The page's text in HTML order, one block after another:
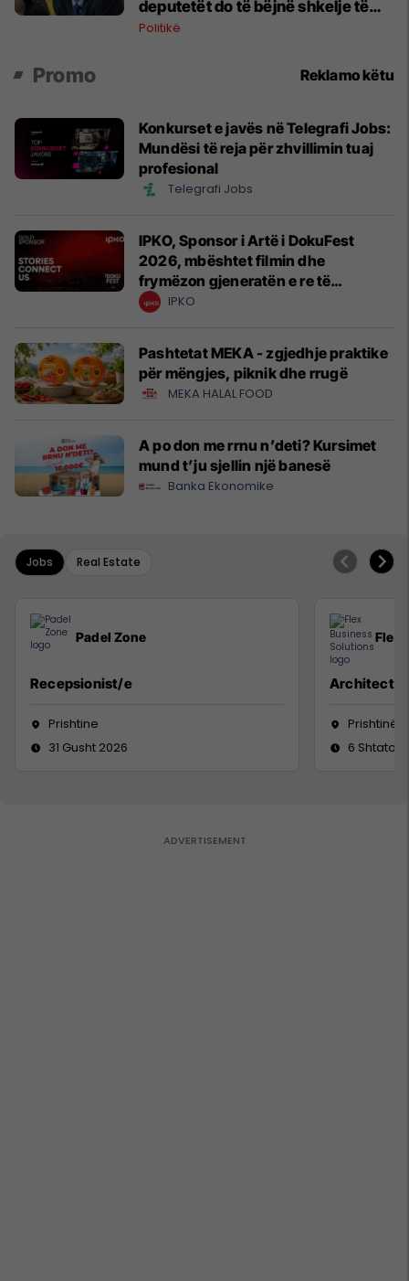
deputetët do të bëjnë shkelje të
rëndë kushtetuese
Politikë
Promo Reklamo këtu
Konkurset e javës në Telegrafi Jobs:
Mundësi të reja për zhvillimin tuaj
profesional
Telegrafi Jobs
IPKO, Sponsor i Artë i DokuFest
2026, mbështet filmin dhe
frymëzon gjeneratën e re të
krijuesve
IPKO
Pashtetat MEKA - zgjedhje praktike
për mëngjes, piknik dhe rrugë
MEKA HALAL FOOD
A po don me rrnu n’deti? Kursimet
mund t’ju sjellin një banesë
Banka Ekonomike
Jobs Real Estate
Padel Zone
Recepsionist/e
Prishtine
31 Gusht 2026
Flex
Architect
Prishtinë
6 Shtator